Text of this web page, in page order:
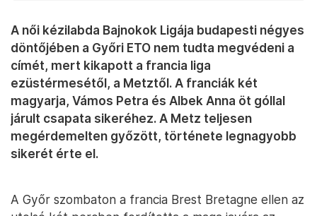
A női kézilabda Bajnokok Ligája budapesti négyes
döntőjében a Győri ETO nem tudta megvédeni a
címét, mert kikapott a francia liga
ezüstérmesétől, a Metztől. A franciák két
magyarja, Vámos Petra és Albek Anna öt góllal
járult csapata sikeréhez. A Metz teljesen
megérdemelten győzött, története legnagyobb
sikerét érte el.
A Győr szombaton a francia Brest Bretagne ellen az